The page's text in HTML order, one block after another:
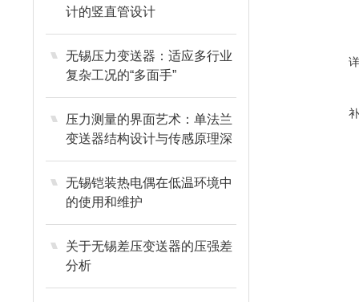
计的竖直管设计
无锡压力变送器：适应多行业
复杂工况的“多面手”
压力测量的界面艺术：单法兰
变送器结构设计与传感原理深
度剖析
无锡铠装热电偶在低温环境中
的使用和维护
关于无锡差压变送器的压强差
分析